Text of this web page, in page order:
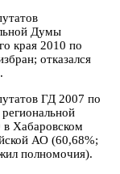
Думы
края 2010 по
отказался
ГД 2007 по
Хабаровском
АО (60,68%;
полномочия).